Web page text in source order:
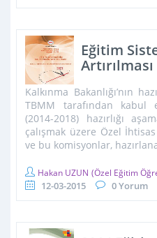
Eğitim
Kalkınma
Kalkınma Bakanlığı’nın
TBMM tarafından kabul
(2014-2018) hazırlığı
çalışmak üzere Özel
ve bu komisyonlar,
Hakan UZUN (Özel Eğitim
12-03-2015 0 Yorum